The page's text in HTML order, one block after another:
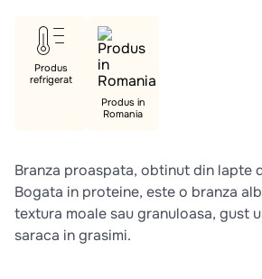
coaste
aripi
Produs
refrigerat
Produs in
Romania
Branza proaspata, obtinut din lapte
Bogata in proteine, este o branza
textura moale sau granuloasa, gust
saraca in grasimi.